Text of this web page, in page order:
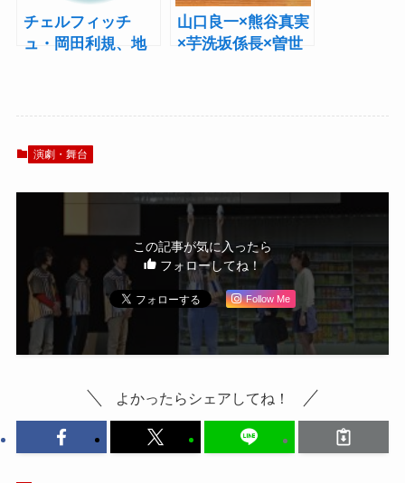
チェルフィッチ
ュ・岡田利規、地
山口良一×熊谷真実
×芋洗坂係長×曽世
演劇・舞台
この記事が気に入ったら
フォローしてね！
Follow Me
よかったらシェアしてね！